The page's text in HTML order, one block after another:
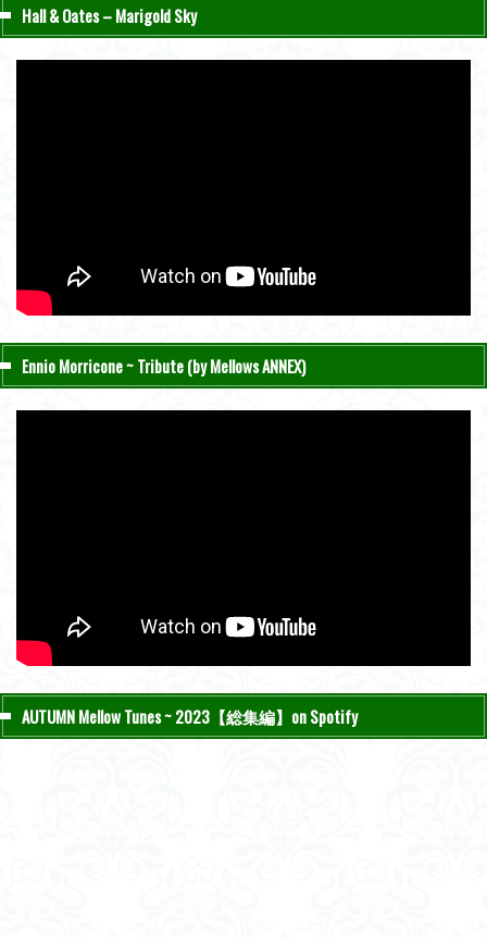
Hall & Oates – Marigold Sky
Ennio Morricone ~ Tribute (by Mellows ANNEX)
AUTUMN Mellow Tunes ~ 2023【総集編】on Spotify